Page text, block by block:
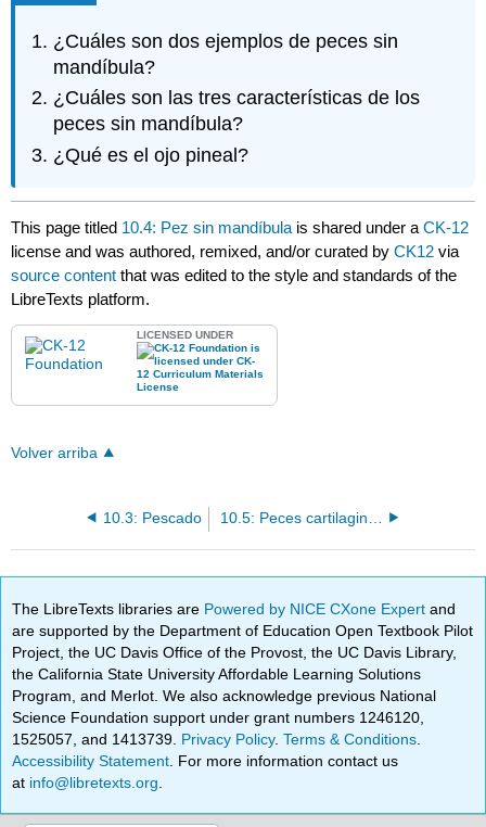
¿Cuáles son dos ejemplos de peces sin
mandíbula?
¿Cuáles son las tres características de los
peces sin mandíbula?
¿Qué es el ojo pineal?
This page titled 10.4: Pez sin mandíbula is shared under aCK-12
license and was authored, remixed, and/or curated byCK12 via
source content that was edited to the style and standards of the
LibreTexts platform.
LICENSED UNDER
Volver arriba
10.3: Pescado
The LibreTexts libraries are Powered by NICE CXone Expertand
are supported by the Department of Education Open Textbook Pilot
Project, the UC Davis Office of the Provost, the UC Davis Library,
the California State University Affordable Learning Solutions
Program, and Merlot. We also acknowledge previous National
Science Foundation support under grant numbers 1246120,
1525057, and 1413739. Privacy Policy.Terms & Conditions
Accessibility Statement . For more information contact us
at info@libretexts.org